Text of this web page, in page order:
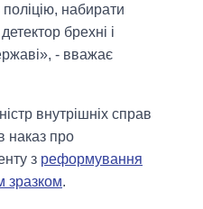
набирати
брехні і
- вважає
внутрішніх справ
наказ про
з реформування
зразком.